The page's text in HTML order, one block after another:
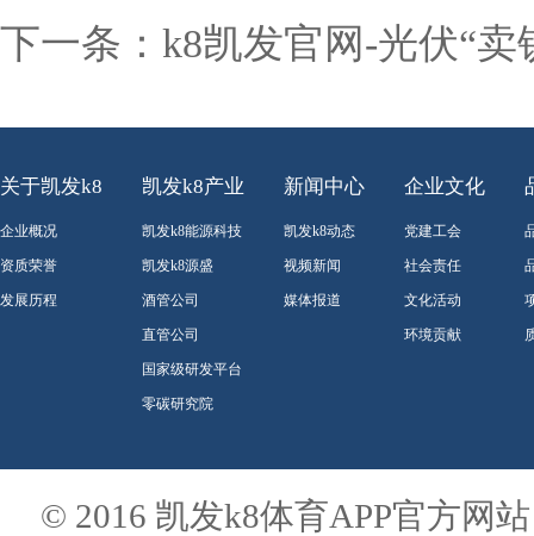
下一条： k8凯发官网-光伏“
关于凯发k8
企业概况
资质荣誉
发展历程
凯发k8产业
凯发k8能源科技
凯发k8源盛
酒管公司
直管公司
国家级研发平台
零碳研究院
新闻中心
凯发k8动态
视频新闻
媒体报道
企业文化
党建工会
社会责任
文化活动
环境贡献
© 2016 凯发k8体育APP官方网